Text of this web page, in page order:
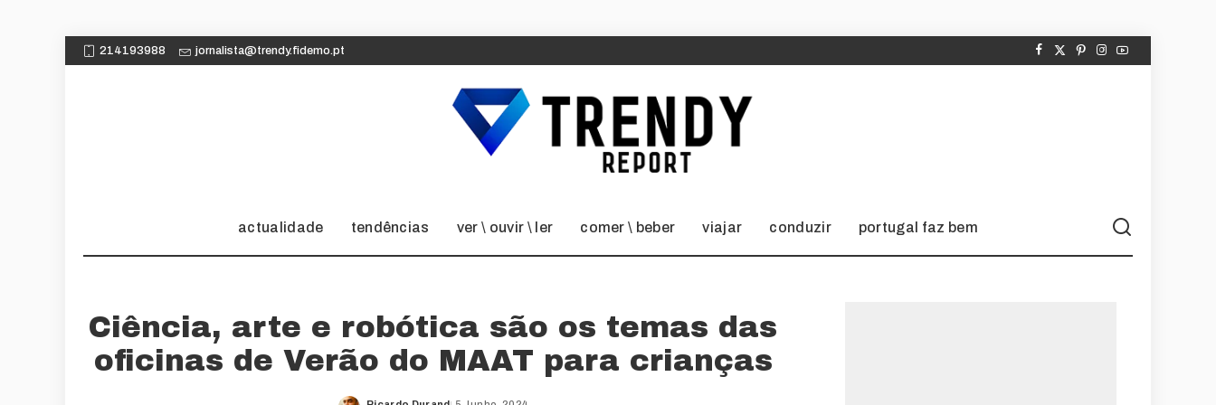
214193988 jornalista@trendy.fidemo.pt
actualidade tendências ver \ ouvir \ ler comer \ beber viajar conduzir portugal faz bem
Ciência, arte e robótica são os temas das
oficinas de Verão do MAAT para crianças